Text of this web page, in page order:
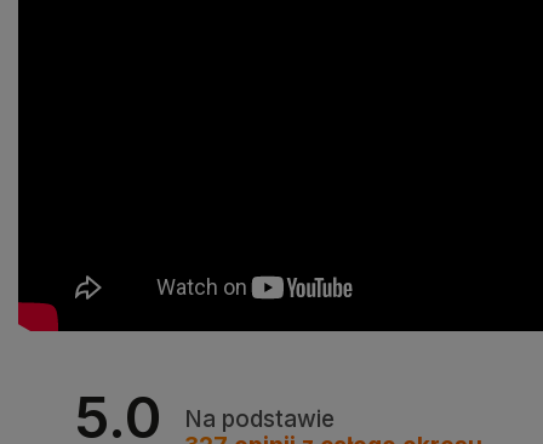
5.0
Na podstawie